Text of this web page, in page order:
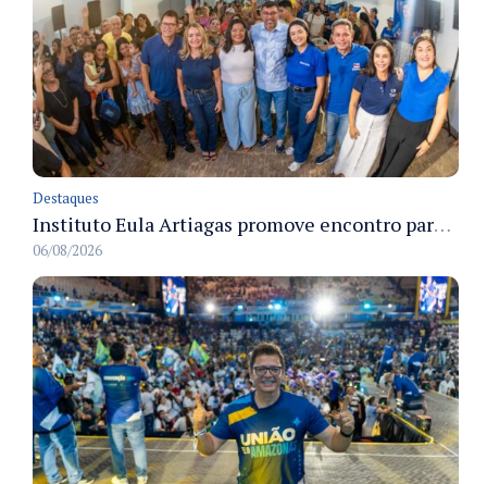
Destaques
Instituto Eula Artiagas promove encontro para discutir melhorias para o bairro Petrópolis
06/08/2026